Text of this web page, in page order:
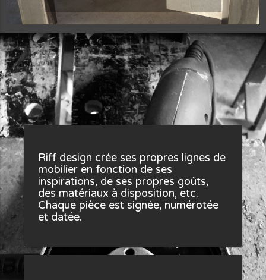
Concept de Riff Design
Riff design crée ses propres lignes de
mobilier en fonction de ses
inspirations, de ses propres goûts,
des matériaux à disposition, etc.
Chaque pièce est signée, numérotée
et datée.